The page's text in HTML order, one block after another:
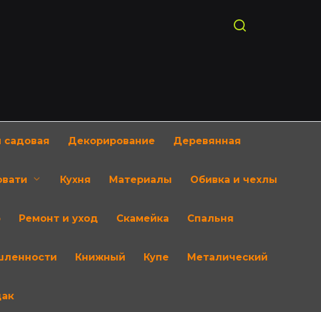
садовая Декорирование Деревянная
Кухня Материалы Обивка и чехлы
Ремонт и уход Скамейка Спальня
Книжный Купе Металический